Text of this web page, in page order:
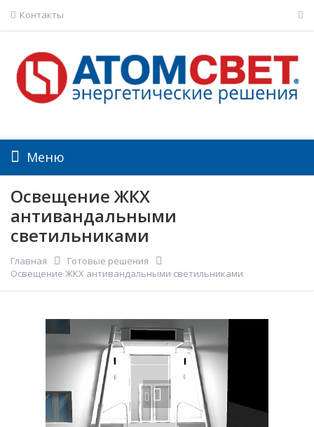
Контакты
Меню
Освещение ЖКХ
антивандальными
светильниками
Главная
Готовые решения
Освещение ЖКХ антивандальными светильниками